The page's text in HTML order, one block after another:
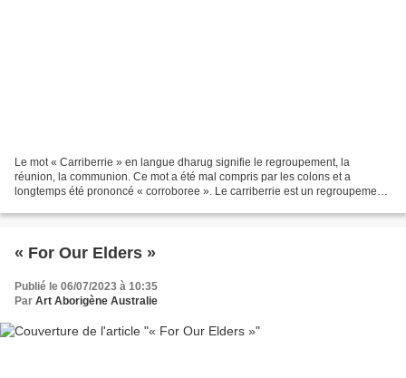
Le mot « Carriberrie » en langue dharug signifie le regroupement, la
réunion, la communion. Ce mot a été mal compris par les colons et a
longtemps été prononcé « corroboree ». Le carriberrie est un regroupement
« For Our Elders »
Publié le 06/07/2023 à 10:35
Par Art Aborigène Australie